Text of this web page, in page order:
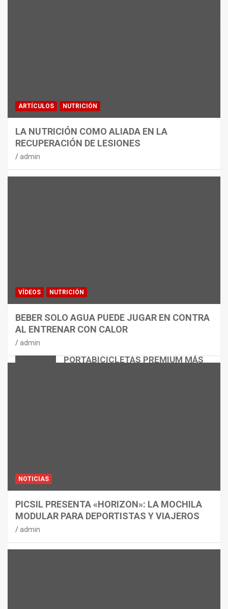
PORTABICICLETAS PREMIUM MÁS
ARTÍCULOS NUTRICIÓN
LA NUTRICIÓN COMO ALIADA EN LA
RECUPERACIÓN DE LESIONES
admin
VÍDEOS NUTRICIÓN
BEBER SOLO AGUA PUEDE JUGAR EN CONTRA
AL ENTRENAR CON CALOR
admin
NOTICIAS
PICSIL PRESENTA «HORIZON»: LA MOCHILA
MODULAR PARA DEPORTISTAS Y VIAJEROS
admin